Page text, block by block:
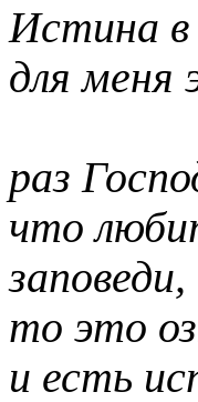
Истина в
для меня
раз
что
заповеди,
то это
и есть